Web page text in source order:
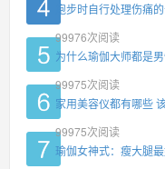
跑步时自行处理伤痛
99976次阅读
为什么瑜伽大师都是
99975次阅读
家用美容仪都有哪些
99975次阅读
瑜伽女神式：瘦大腿